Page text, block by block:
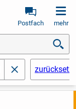
Postfach mehr
schließen